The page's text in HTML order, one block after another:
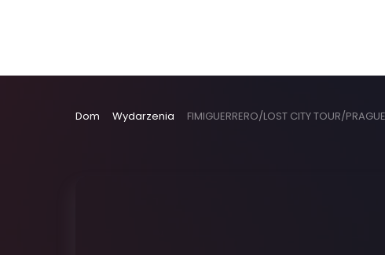
Dom Wydarzenia FIMIGUERRERO/LOST CITY TOUR/PRAGUE